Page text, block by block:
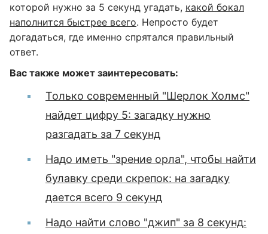
которой нужно за 5 секунд угадать, какой бокал
наполнится быстрее всего. Непросто будет
догадаться, где именно спрятался правильный
ответ.
Вас также может заинтересовать:
Только современный "Шерлок Холмс"
найдет цифру 5: загадку нужно
разгадать за 7 секунд
Надо иметь "зрение орла", чтобы найти
булавку среди скрепок: на загадку
дается всего 9 секунд
Надо найти слово "джип" за 8 секунд: